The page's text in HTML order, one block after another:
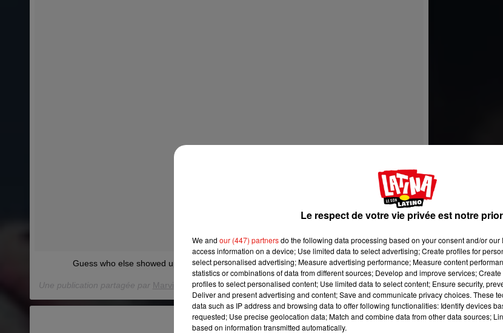
Guess who else showed up! #Maluma #RickyMartin #FAME #Forum #LosAngeles
Une publication partagée par Marvin Rodriguez(@marvinrodriguezinc) le7 Avril 2018 à 11 :46 PDT
Le respect de votre vie privée est notre
We and our (447) partnersdo the following data processing based on your consent and/or
access information on a device; Use limited data to select advertising; Create profiles for
select personalised advertising; Measure advertising performance; Measure content
statistics or combinations of data from different sources; Develop and improve services;
profiles to select personalised content; Use limited data to select content; Ensure security,
Deliver and present advertising and content; Save and communicate privacy choices. These
data such as IP address and browsing data to offer following functionalities: Identify devices
requested; Use precise geolocation data; Match and combine data from other data sources;
based on information transmitted automatically.